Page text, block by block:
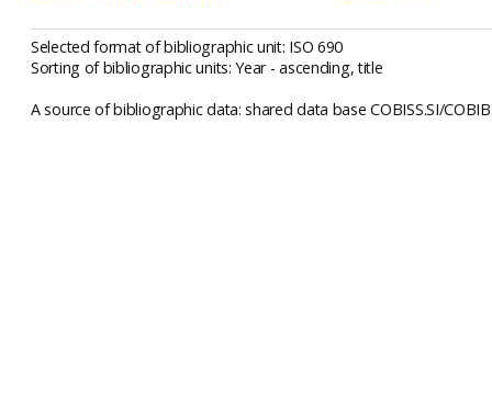
Selected format of bibliographic unit: ISO 690
Sorting of bibliographic units: Year - ascending, title
A source of bibliographic data: shared data base COBISS.SI/